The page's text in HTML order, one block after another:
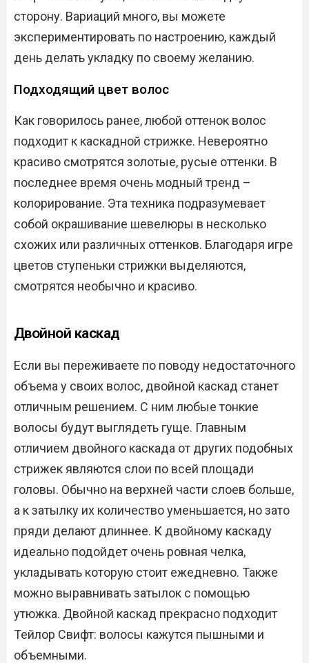
сторону. Вариаций много, вы можете
экспериментировать по настроению, каждый
день делать укладку по своему желанию.
Подходящий цвет волос
Как говорилось ранее, любой оттенок волос
подходит к каскадной стрижке. Невероятно
красиво смотрятся золотые, русые оттенки. В
последнее время очень модный тренд –
колорирование. Эта техника подразумевает
собой окрашивание шевелюры в несколько
схожих или различных оттенков. Благодаря игре
цветов ступеньки стрижки выделяются,
смотрятся необычно и красиво.
Двойной каскад
Если вы переживаете по поводу недостаточного
объема у своих волос, двойной каскад станет
отличным решением. С ним любые тонкие
волосы будут выглядеть гуще. Главным
отличием двойного каскада от других подобных
стрижек являются слои по всей площади
головы. Обычно на верхней части слоев больше,
а к затылку их количество уменьшается, но зато
пряди делают длиннее. К двойному каскаду
идеально подойдет очень ровная челка,
укладывать которую стоит ежедневно. Также
можно выравнивать затылок с помощью
утюжка. Двойной каскад прекрасно подходит
Тейлор Свифт: волосы кажутся пышными и
объемными.